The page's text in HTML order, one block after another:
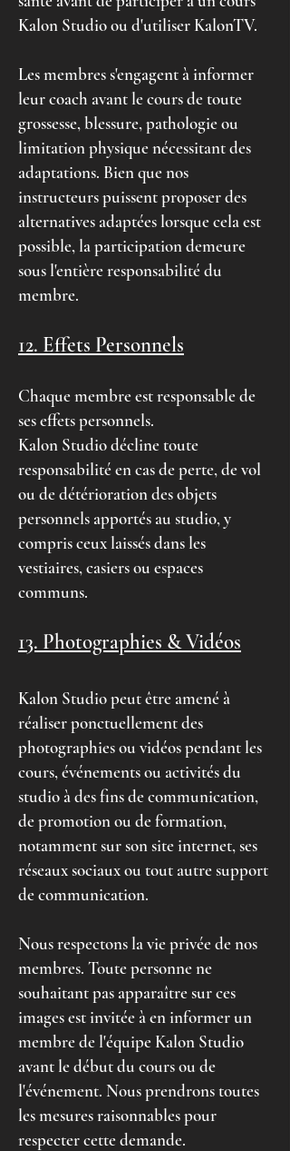
Kalon Studio ou d'utiliser KalonTV.
Les membres s'engagent à informer
leur coach avant le cours de toute
grossesse, blessure, pathologie ou
limitation physique nécessitant des
adaptations. Bien que nos
instructeurs puissent proposer des
alternatives adaptées lorsque cela est
possible, la participation demeure
sous l'entière responsabilité du
membre.
12. Effets Personnels
Chaque membre est responsable de
ses effets personnels.
Kalon Studio décline toute
responsabilité en cas de perte, de vol
ou de détérioration des objets
personnels apportés au studio, y
compris ceux laissés dans les
vestiaires, casiers ou espaces
communs.
13. Photographies & Vidéos
Kalon Studio peut être amené à
réaliser ponctuellement des
photographies ou vidéos pendant les
cours, événements ou activités du
studio à des fins de communication,
de promotion ou de formation,
notamment sur son site internet, ses
réseaux sociaux ou tout autre support
de communication.
Nous respectons la vie privée de nos
membres. Toute personne ne
souhaitant pas apparaître sur ces
images est invitée à en informer un
membre de l'équipe Kalon Studio
avant le début du cours ou de
l'événement. Nous prendrons toutes
les mesures raisonnables pour
respecter cette demande.